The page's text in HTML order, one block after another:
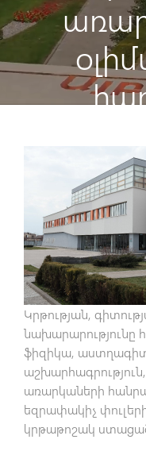
Կրթության,
ֆիզիկա,
առարկաների
եզրափակիչ
կրթաթոշակ